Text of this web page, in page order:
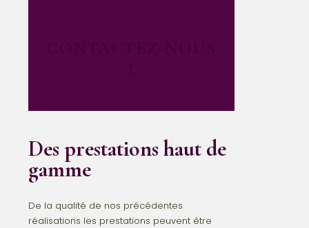
Des prestations haut de
gamme
De la qualité de nos précédentes
réalisations les prestations peuvent être